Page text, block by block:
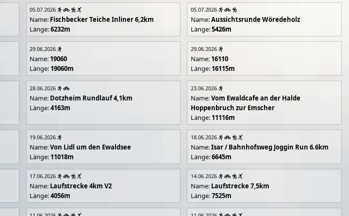
05.07.2026
Name: Fischbecker Teiche Inliner 6,2km
Länge:6232m
05.07.2026
Name:Aussichtsrunde Wöredeholz
Länge:5426m
29.06.2026
Name: 19060
Länge: 19060m
29.06.2026
Name: 16110
Länge: 16115m
28.06.2026
Name: Dotzheim Rundlauf 4,1km
Länge:4163m
23.06.2026
Name:Vom Ewaldcafe an der Halde
Hoppenbruch zur Emscher
Länge: 11116m
19.06.2026
Name:Von Lidl um den Ewaldsee
Länge: 11018m
18.06.2026
Name:Isar / Bahnhofsweg Joggin Run 6.6km
Länge:6645m
17.06.2026
Name: Laufstrecke 4km V2
Länge:4056m
14.06.2026
Name: Laufstrecke 7,5km
Länge:7525m